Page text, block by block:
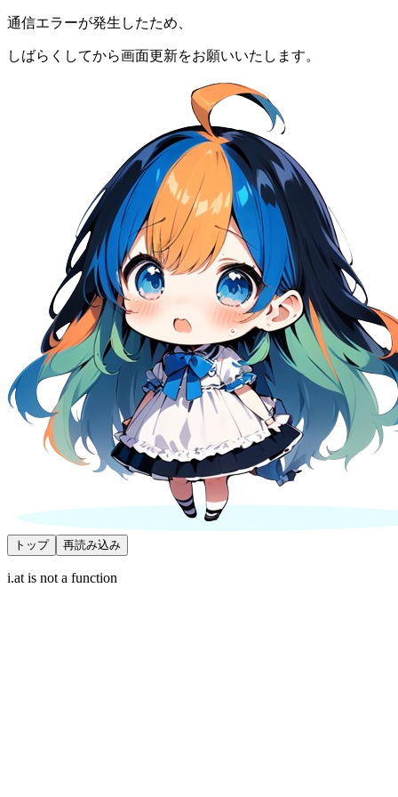
通信エラーが発生したため、
しばらくしてから画面更新をお願いいたします。
トップ 再読み込み
i.at is not a function